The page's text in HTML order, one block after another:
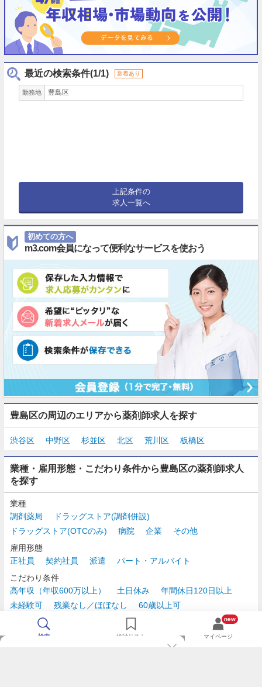
最近の検索条件(1/1) 新着あり
勤務地 豊島区
上記条件の
求人一覧へ
初めての方へ
m3.com会員になって便利なサービスを使おう
豊島区の周辺のエリアから薬剤師求人を探す
渋谷区 中野区 杉並区 北区 荒川区 板橋区
業種・雇用形態・こだわり条件から豊島区の薬剤師求人
を探す
業種
調剤薬局
ドラッグストア(調剤併設)
ドラッグストア(OTCのみ)
病院 企業
その他
雇用形態
正社員
契約社員 派遣
パート・アルバイト
こだわり条件
高年収（年収600万以上）
土日休み
年間休日120日以上
未経験可
残業なし／ほぼなし
60歳以上可
時給2,500円以上
検索 検討リスト
new
マイページ